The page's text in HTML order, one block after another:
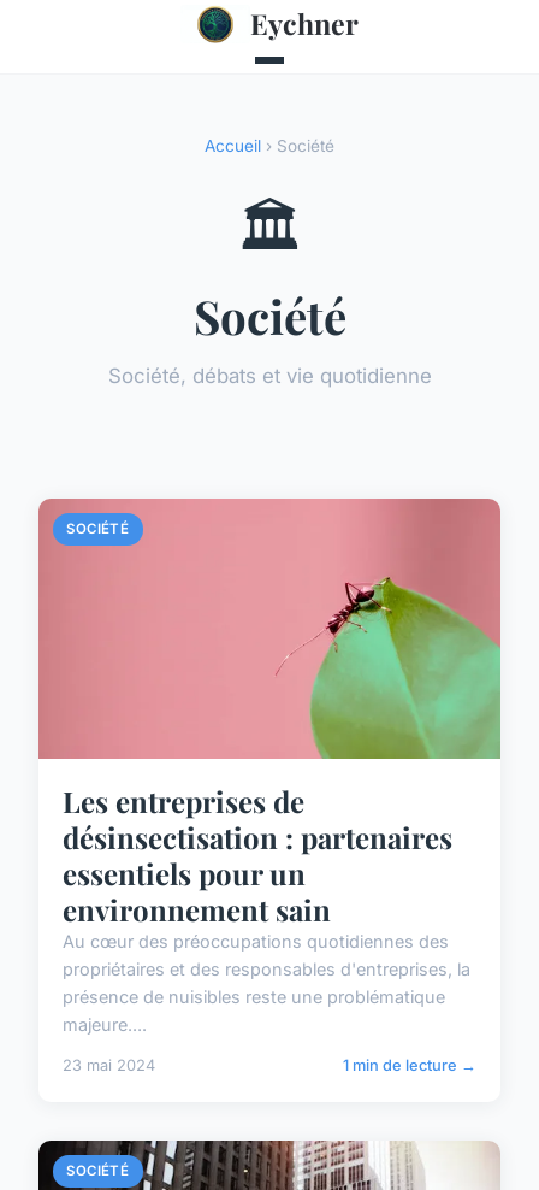
Eychner
Accueil › Société
🏛️
Société
Société, débats et vie quotidienne
SOCIÉTÉ
Les entreprises de
désinsectisation : partenaires
essentiels pour un
environnement sain
Au cœur des préoccupations quotidiennes des
propriétaires et des responsables d'entreprises, la
présence de nuisibles reste une problématique
majeure....
23 mai 2024 1 min de lecture →
SOCIÉTÉ